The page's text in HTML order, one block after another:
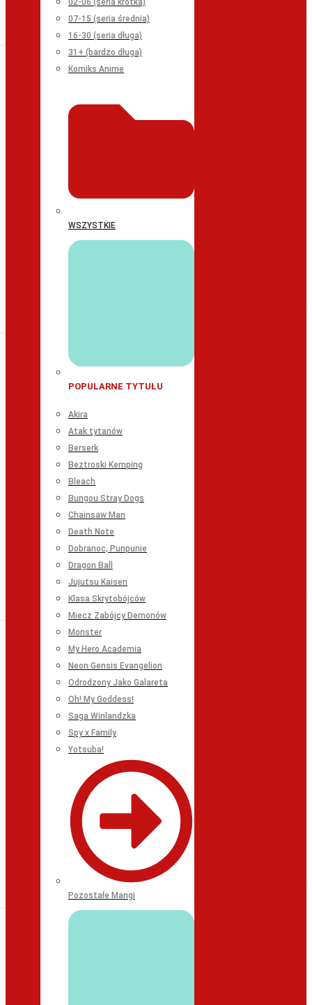
07-15 (seria średnia)
16-30 (seria długa)
31+ (bardzo długa)
Komiks Anime
WSZYSTKIE
POPULARNE TYTUŁU
Akira
Atak tytanów
Berserk
Beztroski Kemping
Bleach
Bungou Stray Dogs
Chainsaw Man
Death Note
Dobranoc, Punpunie
Dragon Ball
Jujutsu Kaisen
Klasa Skrytobójców
Miecz Zabójcy Demonów
Monster
My Hero Academia
Neon Gensis Evangelion
Odrodzony Jako Galareta
Oh! My Goddess!
Saga Winlandzka
Spy x Family
Yotsuba!
Pozostałe Mangi